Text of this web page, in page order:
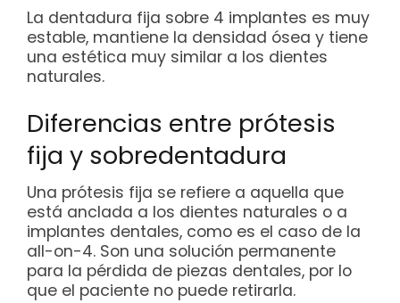
La dentadura fija sobre 4 implantes es muy
estable, mantiene la densidad ósea y tiene
una estética muy similar a los dientes
naturales.
Diferencias entre prótesis
fija y sobredentadura
Una prótesis fija se refiere a aquella que
está anclada a los dientes naturales o a
implantes dentales, como es el caso de la
all-on-4. Son una solución permanente
para la pérdida de piezas dentales, por lo
que el paciente no puede retirarla.